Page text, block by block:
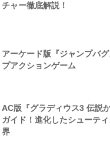
チャー徹底解説！
アーケード版『ジャンプバ
プアクションゲーム
AC版『グラディウス3 伝説
ガイド！進化したシューテ
界